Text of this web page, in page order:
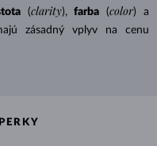
(clarity), farba (color) a
zásadný vplyv na cenu